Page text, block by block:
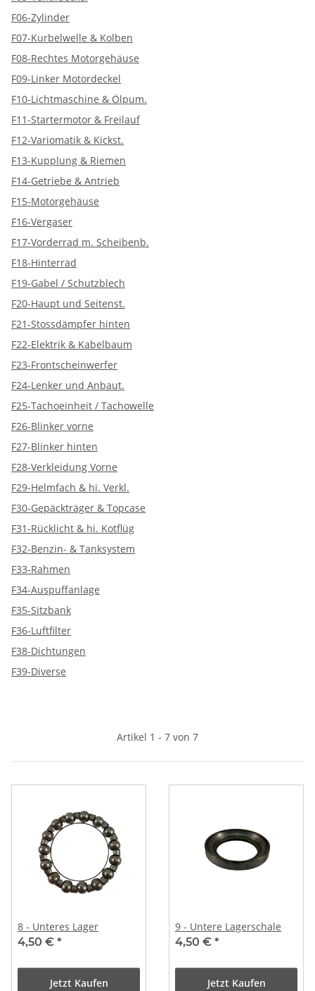
F06-Zylinder
F07-Kurbelwelle & Kolben
F08-Rechtes Motorgehäuse
F09-Linker Motordeckel
F10-Lichtmaschine & Ölpum.
F11-Startermotor & Freilauf
F12-Variomatik & Kickst.
F13-Kupplung & Riemen
F14-Getriebe & Antrieb
F15-Motorgehäuse
F16-Vergaser
F17-Vorderrad m. Scheibenb.
F18-Hinterrad
F19-Gabel / Schutzblech
F20-Haupt und Seitenst.
F21-Stossdämpfer hinten
F22-Elektrik & Kabelbaum
F23-Frontscheinwerfer
F24-Lenker und Anbaut.
F25-Tachoeinheit / Tachowelle
F26-Blinker vorne
F27-Blinker hinten
F28-Verkleidung Vorne
F29-Helmfach & hi. Verkl.
F30-Gepäckträger & Topcase
F31-Rücklicht & hi. Kotflüg
F32-Benzin- & Tanksystem
F33-Rahmen
F34-Auspuffanlage
F35-Sitzbank
F36-Luftfilter
F38-Dichtungen
F39-Diverse
Artikel 1 - 7 von 7
8 - Unteres Lager
4,50 € *
Jetzt Kaufen
9 - Untere Lagerschale
4,50 € *
Jetzt Kaufen